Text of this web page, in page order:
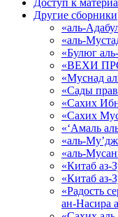
Доступ к
Другие сборники
«аль-
«аль-
«Булюг
«ВЕХИ
«Муснад
«Сады
«Сахих
«Сахих
«‘Амаль
«аль-
«аль-
«Китаб аз-
«Китаб аз-
«Радость
ан-Насира